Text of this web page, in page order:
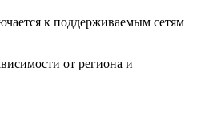
к поддерживаемым сетям
от региона и